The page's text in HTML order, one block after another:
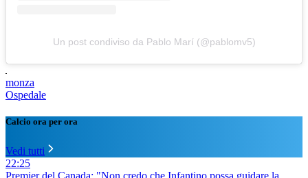
Un post condiviso da Pablo Marí (@pablomv5)
monza
Ospedale
Calcio ora per ora
Vedi tutti
22:25
Premier del Canada: "Non credo che Infantino possa guidare la